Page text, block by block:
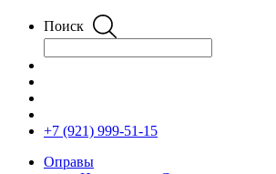
Поиск
+7 (921) 999-51-15
Оправы